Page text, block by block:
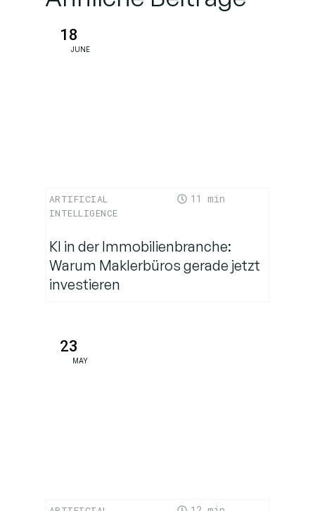
18
JUNE
ARTIFICIAL
INTELLIGENCE
11
KI in der Immobilienbranche:
Warum Maklerbüros gerade jetzt
investieren
23
MAY